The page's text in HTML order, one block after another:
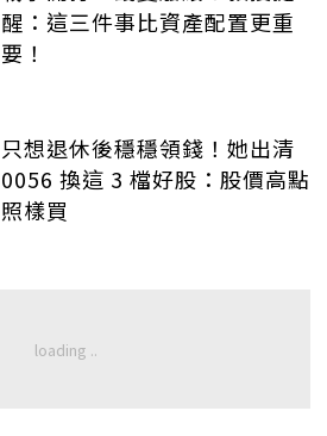
醒：這三件事比資產配置更重
要！
只想退休後穩穩領錢！她出清
0056 換這 3 檔好股：股價高點
照樣買